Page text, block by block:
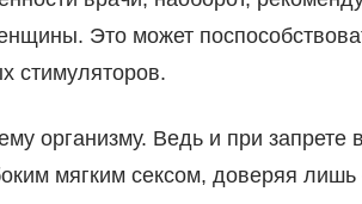
Это может
стимуляторов.
организму. Ведь и при
мягким сексом, доверяя